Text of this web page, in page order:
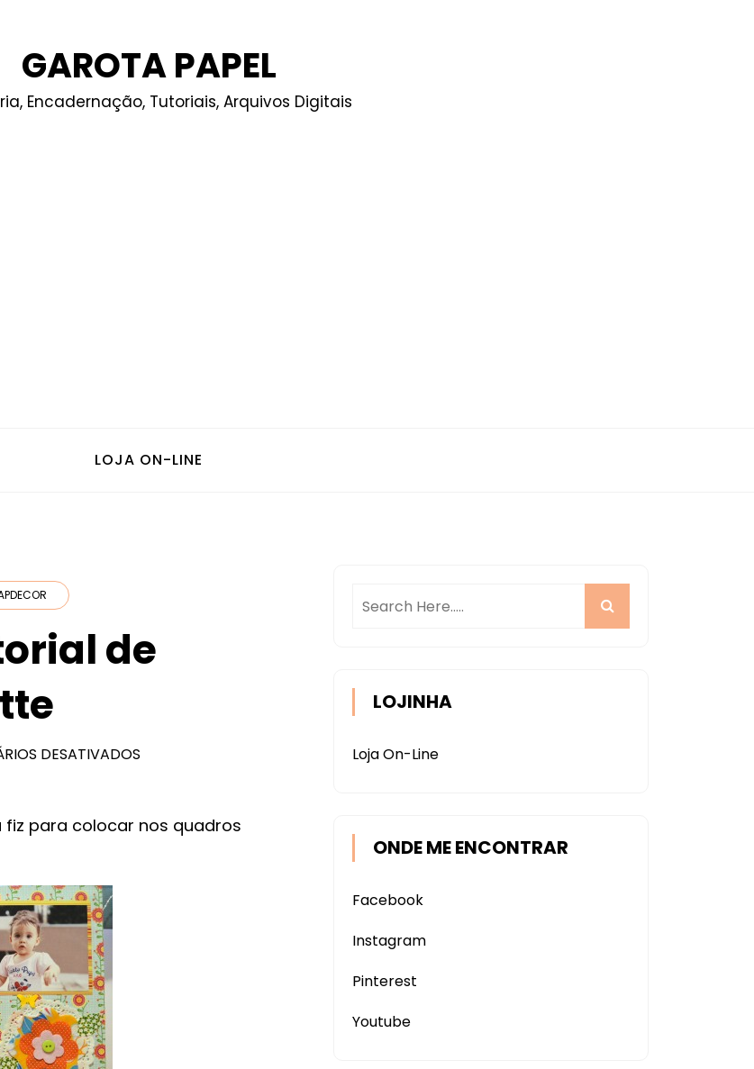
GAROTA PAPEL
Encadernação, Tutoriais, Arquivos Digitais
LOJA ON-LINE
de
DESATIVADOS
TUTORIAL
fiz para colocar nos quadros
LOJINHA
Loja On-Line
ONDE ME ENCONTRAR
Facebook
Instagram
Pinterest
Youtube